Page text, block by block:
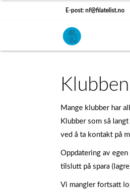
E-post: nf@filatelist.no
Mange klubber har
Klubber som så
ved å ta kontakt på
Oppdatering av
tilslutt på spara
Vi mangler fortsatt